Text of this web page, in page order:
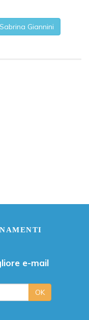
Giannini
e-mail
OK